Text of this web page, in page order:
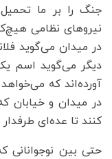
جنگ را بر ما
نیروهای نظامی
در میدان می‌گوید
دیگر می‌گوید اسم
آورده‌اند که
در میدان و خیابان
کنند تا عده‌ای
حتی بین نوجوانانی